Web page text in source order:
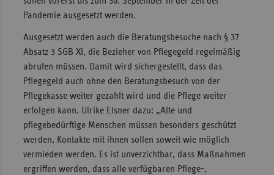
Pandemie ausgesetzt werden.
Ausgesetzt werden auch die Beratungsbesuche nach § 37
Absatz 3 SGB XI, die Bezieher von Pflegegeld regelmäßig
abrufen müssen. Damit wird sichergestellt, dass das
Pflegegeld auch ohne den Beratungsbesuch von der
Pflegekasse weiter gezahlt wird und die Pflege weiter
erfolgen kann. Ulrike Elsner dazu: „Alte und
pflegebedürftige Menschen müssen besonders geschützt
werden, Kontakte mit ihnen sollen soweit wie möglich
vermieden werden. Es ist unverzichtbar, dass Maßnahmen
ergriffen werden, dass alle verfügbaren Pflege-,